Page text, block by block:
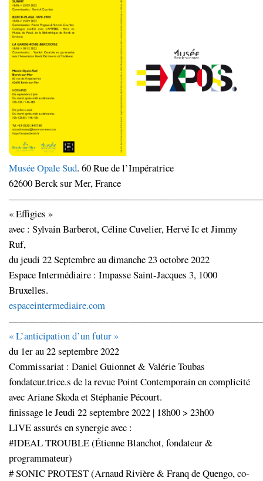
Musée Opale Sud. 60 Rue de l’Impératrice
62600 Berck sur Mer, France
« Effigies »
avec : Sylvain Barberot, Céline Cuvelier, Hervé Ic et Jimmy
Ruf,
du jeudi 22 Septembre au dimanche 23 octobre 2022
Espace Intermédiaire : Impasse Saint-Jacques 3, 1000
Bruxelles.
espaceintermediaire.com
« L’anticipation d’un futur »
du 1er au 22 septembre 2022
Commissariat : Daniel Guionnet & Valérie Toubas
fondateur.trice.s de la revue Point Contemporain en complicité
avec Ariane Skoda et Stéphanie Pécourt.
finissage le Jeudi 22 septembre 2022 | 18h00 > 23h00
LIVE assurés en synergie avec :
#IDEAL TROUBLE (Étienne Blanchot, fondateur &
programmateur)
# SONIC PROTEST (Arnaud Rivière & Franq de Quengo, co-